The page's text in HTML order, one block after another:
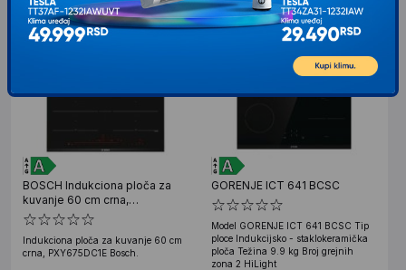
BOSCH Indukciona ploča za
kuvanje 60 cm crna,
PXY675DC1E
Indukciona ploča za kuvanje 60 cm
crna, PXY675DC1E Bosch.
GORENJE ICT 641 BCSC
Model GORENJE ICT 641 BCSC Tip
ploce Indukcijsko - staklokeramička
ploča Težina 9.9 kg Broj grejnih
zona 2 HiLight